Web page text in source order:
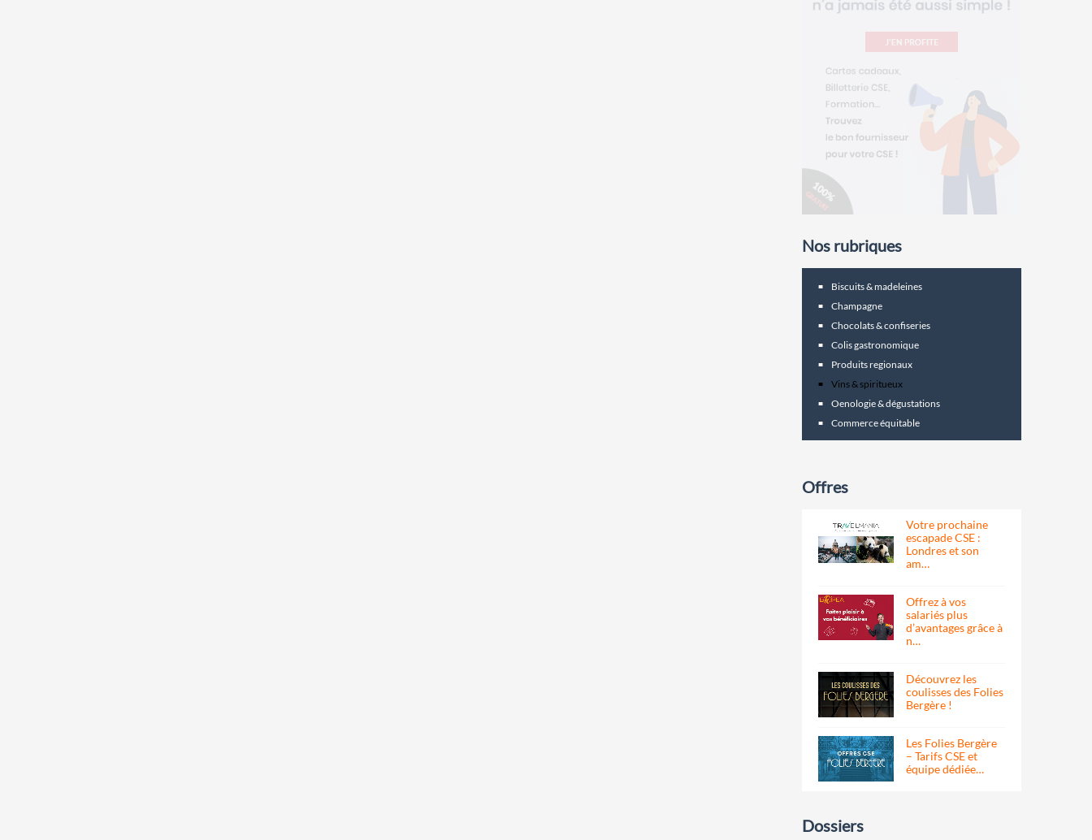
Nos rubriques
Biscuits & madeleines
Champagne
Chocolats & confiseries
Colis gastronomique
Produits regionaux
Vins & spiritueux
Oenologie & dégustations
Commerce équitable
Offres
Votre prochaine
escapade CSE :
Londres et son
am…
Offrez à vos
salariés plus
d’avantages grâce à
n…
Découvrez les
coulisses des Folies
Bergère !
Les Folies Bergère
– Tarifs CSE et
équipe dédiée…
Dossiers